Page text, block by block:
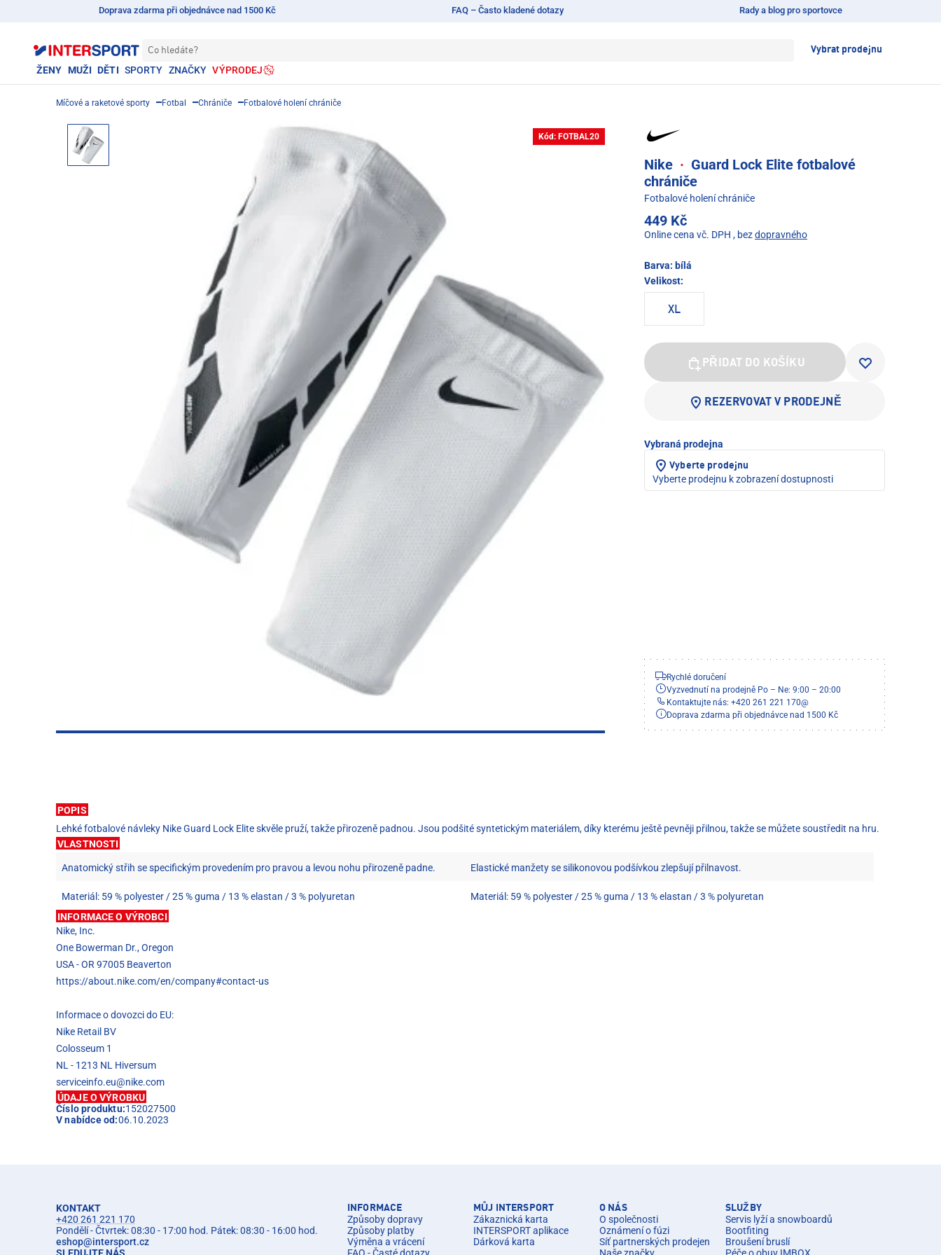
Doprava zdarma při objednávce nad 1500 Kč FAQ – Často kladené dotazy Rady a blog pro sportovce
Co hledáte? Vybrat prodejnu
ŽENY MUŽI DĚTI SPORTY ZNAČKY VÝPRODEJ
Míčové a raketové sporty Fotbal Chrániče Fotbalové holení chrániče
Kód: FOTBAL20
Nike · Guard Lock Elite fotbalové
chrániče
Fotbalové holení chrániče
449 Kč
Online cena vč. DPH , bezdopravného
Barva: bílá
Velikost:
XL
PŘIDAT DO KOŠÍKU
REZERVOVAT V PRODEJNĚ
Vybraná prodejna
Vyberte prodejnu
Vyberte prodejnu k zobrazení dostupnosti
Rychlé doručení
Vyzvednutí na prodejně Po – Ne: 9:00 – 20:00
Kontaktujte nás: +420 261 221 170@
Doprava zdarma při objednávce nad 1500 Kč
POPIS
Lehké fotbalové návleky Nike Guard Lock Elite skvěle pruží, takže přirozeně padnou. Jsou podšité syntetickým materiálem, díky kterému ještě pevněji přilnou, takže se můžete soustředit na hru.
VLASTNOSTI
Anatomický střih se specifickým provedením pro pravou a levou nohu přirozeně padne. Elastické manžety se silikonovou podšívkou zlepšují přilnavost.
Materiál: 59 % polyester / 25 % guma / 13 % elastan / 3 % polyuretan
Materiál: 59 % polyester / 25 % guma / 13 % elastan / 3 % polyuretan
INFORMACE O VÝROBCI
Nike, Inc.
One Bowerman Dr., Oregon
USA - OR 97005 Beaverton
https://about.nike.com/en/company#contact-us
Informace o dovozci do EU:
Nike Retail BV
Colosseum 1
NL - 1213 NL Hiversum
serviceinfo.eu@nike.com
ÚDAJE O VÝROBKU
Číslo produktu:152027500
V nabídce od:06.10.2023
KONTAKT
+420 261 221 170
Pondělí - Čtvrtek: 08:30 - 17:00 hod. Pátek: 08:30 - 16:00 hod.
eshop@intersport.cz
SLEDUJTE NÁS
INFORMACE
Způsoby dopravy
Způsoby platby
Výměna a vrácení
FAQ - Časté dotazy
MŮJ INTERSPORT
Zákaznická karta
INTERSPORT aplikace
Dárková karta
O NÁS
O společnosti
Oznámení o fúzi
Síť partnerských prodejen
Naše značky
SLUŽBY
Servis lyží a snowboardů
Bootfiting
Broušení bruslí
Péče o obuv IMBOX